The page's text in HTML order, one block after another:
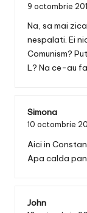
9 octombrie
Na, sa mai
nespalati. Ei
Comunism?
L? Na ce-au
Simona
10 octombrie
Aici in
Apa calda
John